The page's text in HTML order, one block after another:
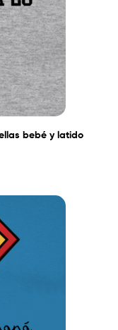
bebé y latido